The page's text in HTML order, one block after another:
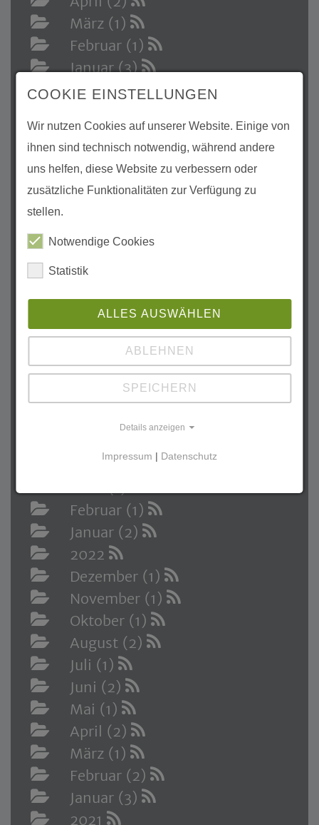
März (1)
Februar (1)
Januar (3)
2024
November (3)
Oktober (1)
August (1)
Juli (3)
April (3)
März (1)
Januar (1)
2023
Dezember (1)
Oktober (1)
September (1)
August (1)
April (1)
Februar (1)
Januar (2)
2022
Dezember (1)
November (1)
Oktober (1)
August (2)
Juli (1)
Juni (2)
Mai (1)
April (2)
März (1)
Februar (2)
Januar (3)
2021
COOKIE EINSTELLUNGEN
Wir nutzen Cookies auf unserer Website. Einige von
ihnen sind technisch notwendig, während andere
uns helfen, diese Website zu verbessern oder
zusätzliche Funktionalitäten zur Verfügung zu
stellen.
Notwendige Cookies
Statistik
ALLES AUSWÄHLEN
ABLEHNEN
SPEICHERN
Details anzeigen
Impressum | Datenschutz